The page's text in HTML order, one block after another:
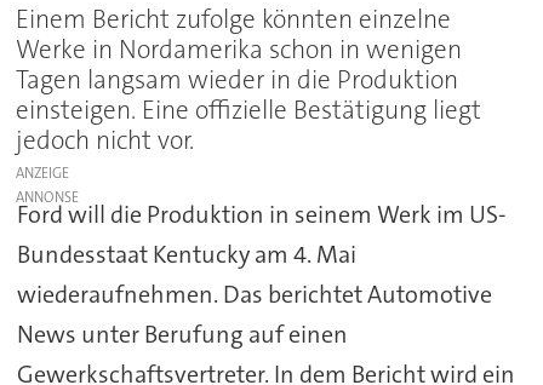
Einem Bericht zufolge könnten einzelne
Werke in Nordamerika schon in wenigen
Tagen langsam wieder in die Produktion
einsteigen. Eine offizielle Bestätigung liegt
jedoch nicht vor.
ANZEIGE
Ford will die Produktion in seinem Werk im US-
Bundesstaat Kentucky am 4. Mai
wiederaufnehmen. Das berichtet Automotive
News unter Berufung auf einen
Gewerkschaftsvertreter. In dem Bericht wird ein